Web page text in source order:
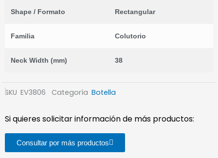
Shape / Formato Rectangular
Familia Colutorio
Neck Width (mm) 38
SKU EV3806 Categoría Botella
Si quieres solicitar información de más productos:
Consultar por más productos